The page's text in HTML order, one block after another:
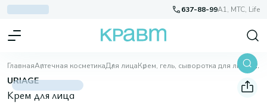
637-88-99A1, МТС, Life
ГлавнаяАптечная косметикаДля лицаКрем, гель, сыворотка для лица Creme D'eau, 40 мл
URIAGE
Крем для лица